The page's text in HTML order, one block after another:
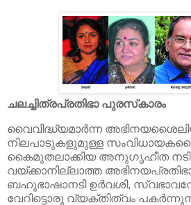
ചലച്ചിത്രപ്രതിഭാ പുരസ്‌കാരം
വൈവിദ്ധ്യമാര്‍ന്ന
നിലപാടുകളുമുള്ള
കൈമുതലാക്കിയ അനുഗൃഹീത നടി
വയ്ക്കാനില്ലാത്ത
ബഹുഭാഷാനടി ഉര്‍വശി,
വേറിട്ടൊരു വ്യക്തിത്വം